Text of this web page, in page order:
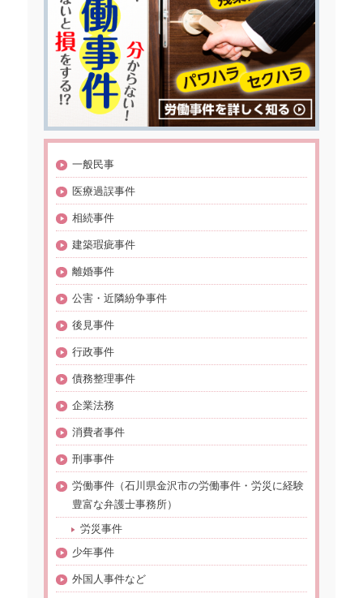
一般民事
医療過誤事件
相続事件
建築瑕疵事件
離婚事件
公害・近隣紛争事件
後見事件
行政事件
債務整理事件
企業法務
消費者事件
刑事事件
労働事件（石川県金沢市の労働事件・労災に経験
豊富な弁護士事務所）
労災事件
少年事件
外国人事件など